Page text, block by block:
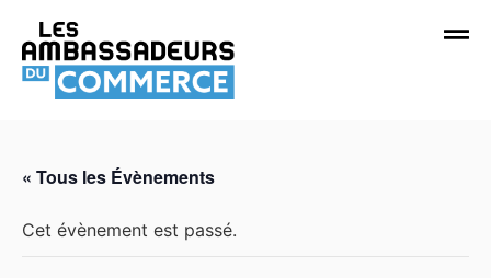
« Tous les Évènements
Cet évènement est passé.